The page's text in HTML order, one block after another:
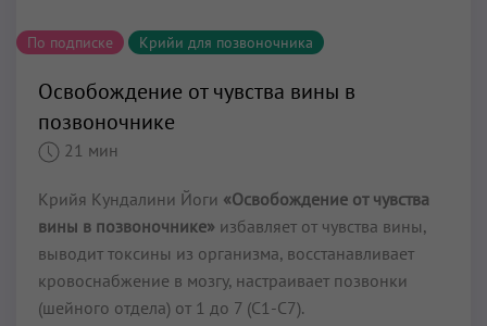
По подписке Крийи для позвоночника
Освобождение от чувства вины в
позвоночнике
21 мин
Крийя Кундалини Йоги «Освобождение от чувства
вины в позвоночнике» избавляет от чувства вины,
выводит токсины из организма, восстанавливает
кровоснабжение в мозгу, настраивает позвонки
(шейного отдела) от 1 до 7 (С1-С7).